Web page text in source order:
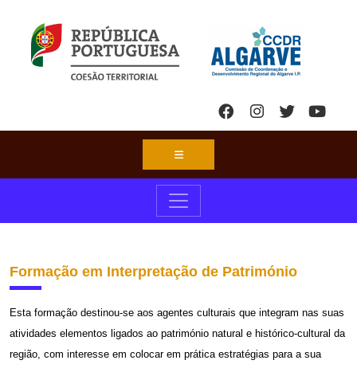
Formação em Interpretação de Património
Esta formação destinou-se aos agentes culturais que integram nas suas
atividades elementos ligados ao património natural e histórico-cultural da
região, com interesse em colocar em prática estratégias para a sua